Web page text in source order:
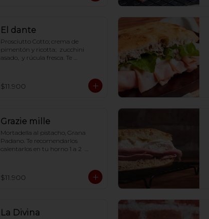
El dante
Prosciutto Cotto; crema de
pimentón y ricotta;  zucchini
asado,  y rúcula fresca. Te
para que tome la crocancia
óptima ;)
$11.900
Grazie mille
Mortadella al pistacho, Grana
Padano. Te recomendarlos
calentarlos en tu horno 1 a 2
$11.900
La Divina